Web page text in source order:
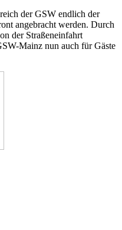
der GSW endlich der
angebracht werden. Durch
der Straßeneinfahrt
Mainz nun auch für Gäste